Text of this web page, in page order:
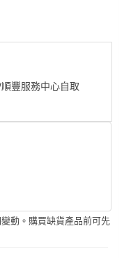
豐服務中心自取
動。購買缺貨產品前可先